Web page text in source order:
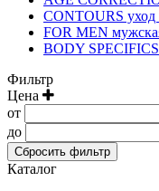
CONTOURS уход
FOR MEN
BODY
Фильтр
Цена
от
до
Сбросить фильтр
Каталог